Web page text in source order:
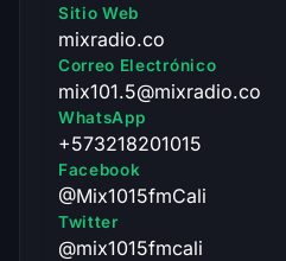
Sitio Web
mixradio.co
Correo Electrónico
mix101.5@mixradio.co
WhatsApp
+573218201015
Facebook
@Mix1015fmCali
Twitter
@mix1015fmcali